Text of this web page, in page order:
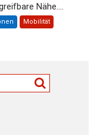
Nähe....
Mobilität